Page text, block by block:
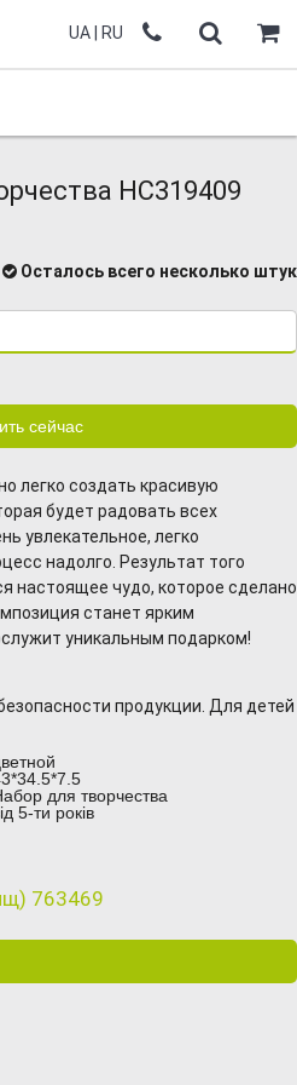
UA RU
HC319409
Осталось всего несколько штук
легко создать красивую
будет радовать всех
увлекательное, легко
надолго. Результат того
настоящее чудо, которое сделано
станет ярким
уникальным подарком!
продукции. Для детей
для творчества
5-ти років
763469